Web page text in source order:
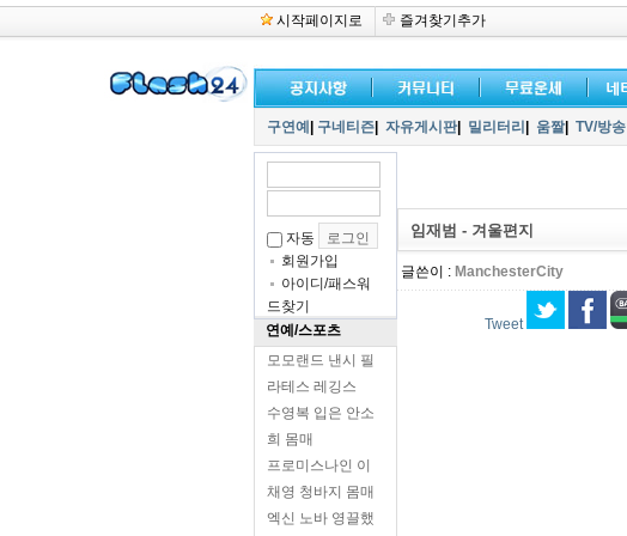
시작페이지로 즐겨찾기추가
구연예 구네티즌 자유게시판| 밀리터리 움짤| TV/방송
자동
회원가입
아이디/패스워
드찾기
연예/스포츠
모모랜드 낸시 필
라테스 레깅스
수영복 입은 안소
희 몸매
프로미스나인 이
채영 청바지 몸매
엑신 노바 영끌했
임재범 - 겨울편지
글쓴이 : ManchesterCity
Tweet